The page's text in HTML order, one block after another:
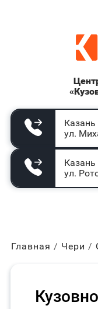
Казань
ул.
Казань
ул.
Главная Чери